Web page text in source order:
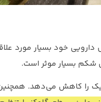
خود بسیار مورد
بسیار موثر است.
را کاهش می‌دهد.